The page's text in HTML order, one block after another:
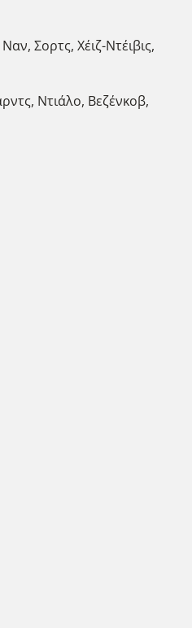
Σορτς, Χέιζ-Ντέιβις,
Ντιάλο, Βεζένκοβ,